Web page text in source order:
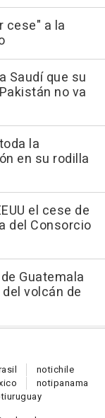
cese" a la
Saudí que su
no va
la
en su rodilla
el cese de
del Consorcio
Guatemala
volcán de
notichile
notipanama
uruguay